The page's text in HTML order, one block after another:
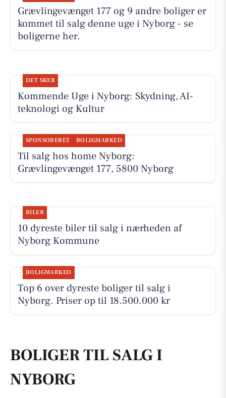
Grævlingevænget 177 og 9 andre boliger er
kommet til salg denne uge i Nyborg - se
boligerne her.
DET SKER
Kommende Uge i Nyborg: Skydning, AI-
teknologi og Kultur
SPONSORERET BOLIGMARKED
Til salg hos home Nyborg:
Grævlingevænget 177, 5800 Nyborg
BILER
10 dyreste biler til salg i nærheden af
Nyborg Kommune
BOLIGMARKED
Top 6 over dyreste boliger til salg i
Nyborg. Priser op til 18.500.000 kr
BOLIGER TIL SALG I
NYBORG